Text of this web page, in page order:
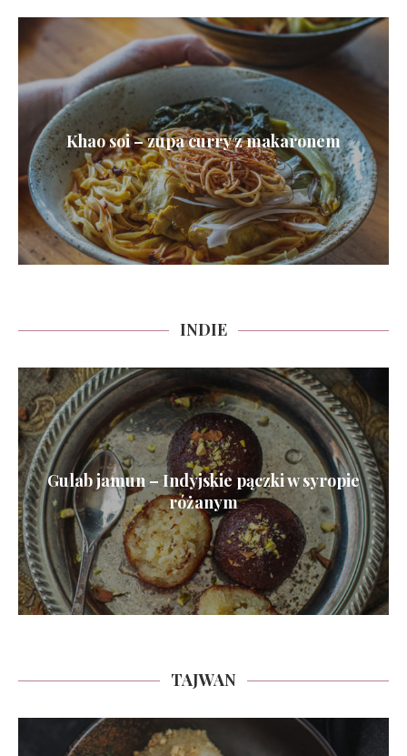
Khao soi – zupa curry z makaronem
INDIE
Gulab jamun – Indyjskie pączki w syropie
różanym
TAJWAN